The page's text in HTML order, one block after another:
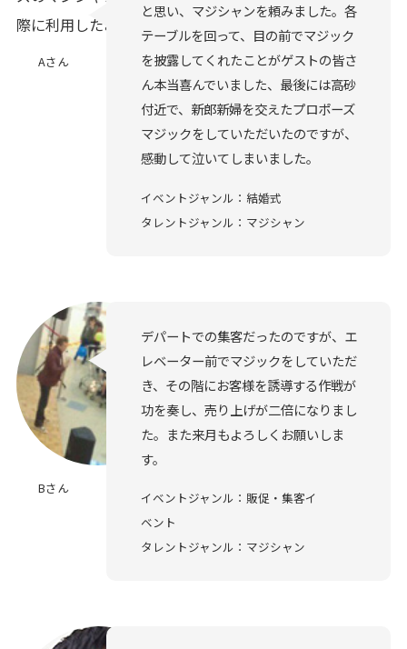
Aさん
と思い、マジシャンを頼みました。各
テーブルを回って、目の前でマジック
を披露してくれたことがゲストの皆さ
ん本当喜んでいました、最後には高砂
付近で、新郎新婦を交えたプロポーズ
マジックをしていただいたのですが、
感動して泣いてしまいました。
イベントジャンル：結婚式
タレントジャンル：マジシャン
Bさん
デパートでの集客だったのですが、エ
レベーター前でマジックをしていただ
き、その階にお客様を誘導する作戦が
功を奏し、売り上げが二倍になりまし
た。また来月もよろしくお願いしま
す。
イベントジャンル：販促・集客イ
ベント
タレントジャンル：マジシャン